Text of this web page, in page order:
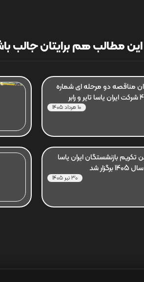
مطالب هم برایتان جالب
مناقصه دو مرحله ای شماره
10 مرداد 1405
تکریم بازنشستگان ایران یاسا
شد
30 تیر 1405